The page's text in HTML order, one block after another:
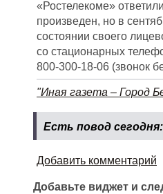
«Ростелекоме»
произведен, но в
состоянии своего
со стационарных
800-300-18-06 (звонок
"Иная газета – Город
Есть повод
Добавить комментарий
Добавьте виджет и